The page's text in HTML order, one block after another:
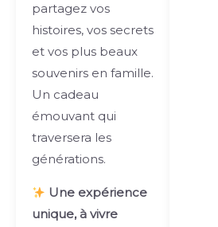
partagez vos
histoires, vos secrets
et vos plus beaux
souvenirs en famille.
Un cadeau
émouvant qui
traversera les
générations.
Une expérience
unique, à vivre